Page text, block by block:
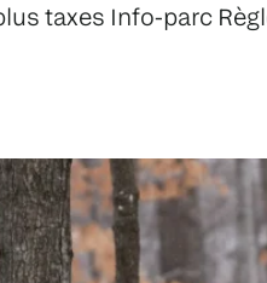
taxes Info-parc